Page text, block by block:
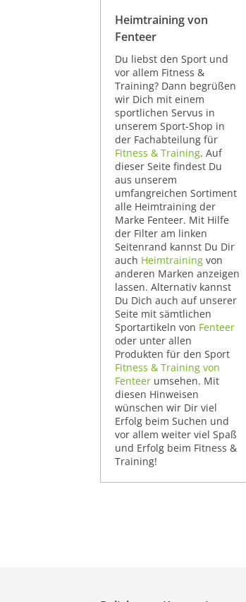
Heimtraining von
Fenteer
Du liebst den Sport und
vor allem Fitness &
Training? Dann begrüßen
wir Dich mit einem
sportlichen Servus in
unserem Sport-Shop in
der Fachabteilung für
Fitness & Training. Auf
dieser Seite findest Du
aus unserem
umfangreichen Sortiment
alle Heimtraining der
Marke Fenteer. Mit Hilfe
der Filter am linken
Seitenrand kannst Du Dir
auch Heimtraining von
anderen Marken anzeigen
lassen. Alternativ kannst
Du Dich auch auf unserer
Seite mit sämtlichen
Sportartikeln von Fenteer
oder unter allen
Produkten für den Sport
Fitness & Training von
Fenteer umsehen. Mit
diesen Hinweisen
wünschen wir Dir viel
Erfolg beim Suchen und
vor allem weiter viel Spaß
und Erfolg beim Fitness &
Training!